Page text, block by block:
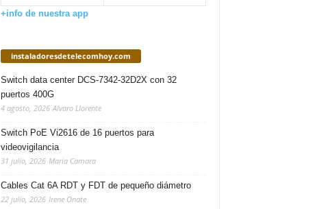
+info de nuestra app
instaladoresdetelecomhoy.com
Switch data center DCS-7342-32D2X con 32
puertos 400G
4 agosto, 2026 Alvaro Llorente
Switch PoE Vi2616 de 16 puertos para
videovigilancia
31 julio, 2026 Maria Camara
Cables Cat 6A RDT y FDT de pequeño diámetro
22 julio, 2026 Irene Onate